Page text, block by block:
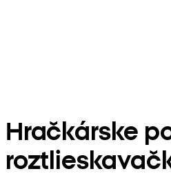
Hračkárske